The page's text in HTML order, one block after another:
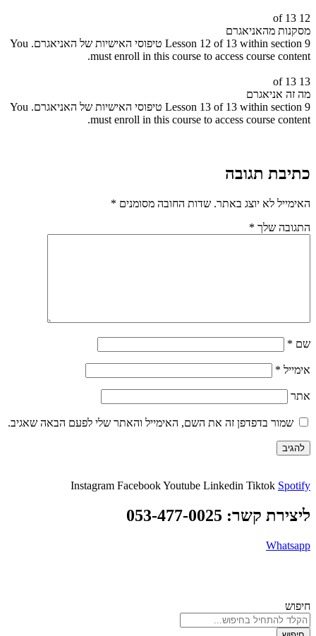
12 of 13
מסקנות מהאניאגרם
Lesson 12 of 13 within section 9 טיפוסי האישיות של האניאגרם.
You
must enroll in this course to access course content.
13 of 13
מה זה אניאגרם
Lesson 13 of 13 within section 9 טיפוסי האישיות של האניאגרם.
You
must enroll in this course to access course content.
כתיבת תגובה
האימייל לא יוצג באתר. שדות החובה מסומנים *
התגובה שלך *
שם *
אימייל *
אתר
שמור בדפדפן זה את השם, האימייל והאתר שלי לפעם הבאה שאגיב.
Instagram FacebookYoutube Linkedin Tiktok Spotify
ליצירת קשר: 053-477-0025
Whatsapp
חיפוש